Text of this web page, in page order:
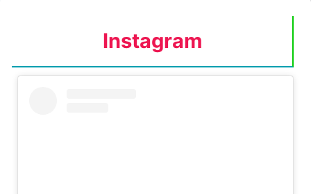
Instagram